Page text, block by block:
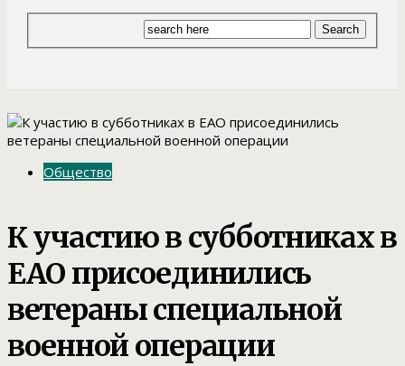
Общество
К участию в субботниках в
ЕАО присоединились
ветераны специальной
военной операции